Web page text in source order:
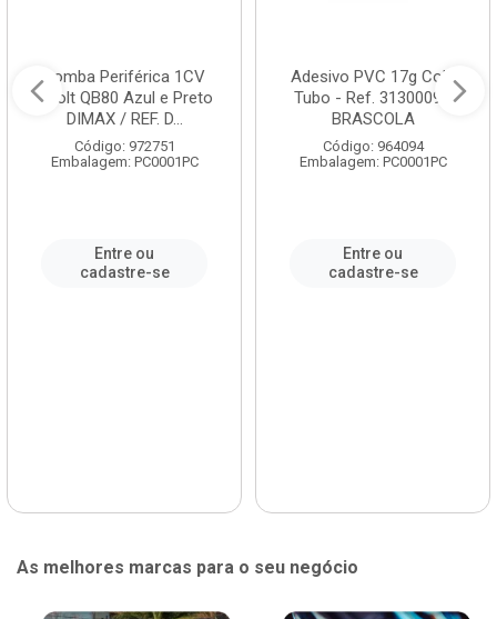
Bomba Periférica 1CV
Bivolt QB80 Azul e Preto
DIMAX / REF. D...
Código: 972751
Embalagem: PC0001PC
Entre ou
cadastre-se
Adesivo PVC 17g Cola
Tubo - Ref. 3130009 -
BRASCOLA
Código: 964094
Embalagem: PC0001PC
Entre ou
cadastre-se
As melhores marcas para o seu negócio